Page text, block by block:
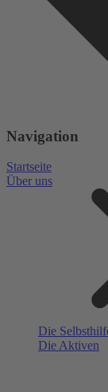
Navigation
Startseite
Über uns
Die
Die Aktiven